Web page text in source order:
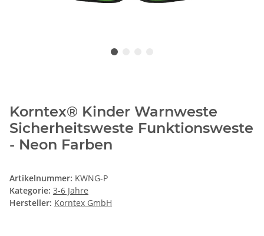
Korntex® Kinder Warnweste
Sicherheitsweste Funktionsweste
- Neon Farben
Artikelnummer: KWNG-P
Kategorie: 3-6 Jahre
Hersteller: Korntex GmbH